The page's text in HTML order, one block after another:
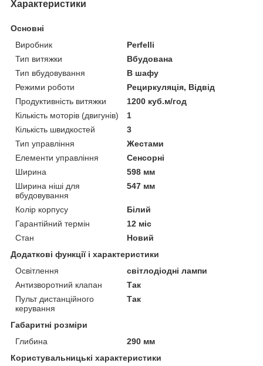
Характеристики
Основні
Виробник
Perfelli
Тип витяжки
Вбудована
Тип вбудовування
В шафу
Режими роботи
Рециркуляція, Відвід
Продуктивність витяжки
1200 куб.м/год
Кількість моторів (двигунів)
1
Кількість швидкостей
3
Тип управління
Жестами
Елементи управління
Сенсорні
Ширина
598 мм
Ширина ніші для
вбудовування
547 мм
Колір корпусу
Білий
Гарантійний термін
12 міс
Стан
Новий
Додаткові функції і характеристики
Освітлення
світлодіодні лампи
Антизворотний клапан
Так
Пульт дистанційного
керування
Так
Габаритні розміри
Глибина
290 мм
Користувальницькі характеристики